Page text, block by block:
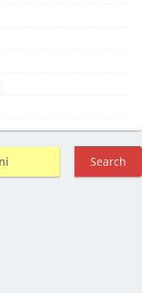
Search